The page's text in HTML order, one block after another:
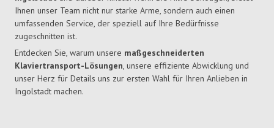
Ihnen unser Team nicht nur starke Arme, sondern auch einen
umfassenden Service, der speziell auf Ihre Bedürfnisse
zugeschnitten ist.
Entdecken Sie, warum unsere maßgeschneiderten
Klaviertransport-Lösungen, unsere effiziente Abwicklung und
unser Herz für Details uns zur ersten Wahl für Ihren Anlieben in
Ingolstadt machen.